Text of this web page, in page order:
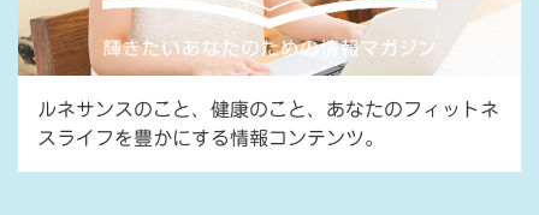
ルネサンスのこと、健康のこと、あなたのフィットネ
スライフを豊かにする情報コンテンツ。